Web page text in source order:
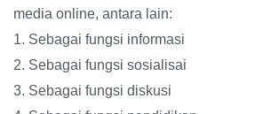
media online, antara lain:
1. Sebagai fungsi informasi
2. Sebagai fungsi sosialisai
3. Sebagai fungsi diskusi